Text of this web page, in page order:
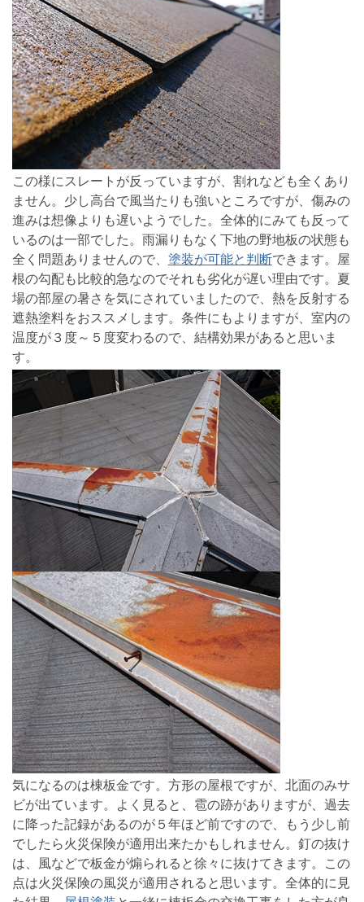
この様にスレートが反っていますが、割れなども全くあり
ません。少し高台で風当たりも強いところですが、傷みの
進みは想像よりも遅いようでした。全体的にみても反って
いるのは一部でした。雨漏りもなく下地の野地板の状態も
全く問題ありませんので、 塗装が可能と判断できます。屋
根の勾配も比較的急なのでそれも劣化が遅い理由です。夏
場の部屋の暑さを気にされていましたので、熱を反射する
遮熱塗料をおススメします。条件にもよりますが、室内の
温度が３度～５度変わるので、結構効果があると思いま
す。
気になるのは棟板金です。方形の屋根ですが、北面のみサ
ビが出ています。よく見ると、雹の跡がありますが、過去
に降った記録があるのが５年ほど前ですので、もう少し前
でしたら火災保険が適用出来たかもしれません。釘の抜け
は、風などで板金が煽られると徐々に抜けてきます。この
点は火災保険の風災が適用されると思います。全体的に見